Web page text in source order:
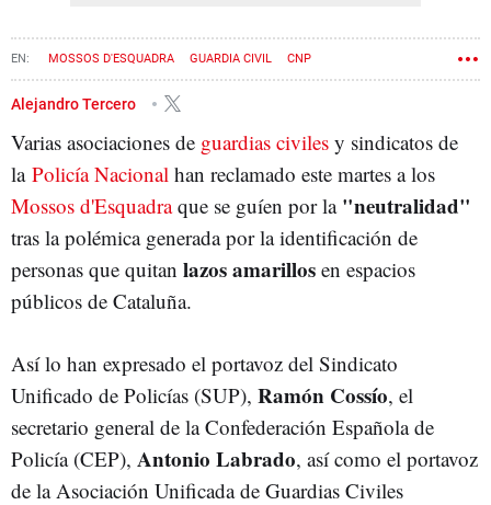
MOSSOS D'ESQUADRA GUARDIA CIVIL CNP
Alejandro Tercero
Varias asociaciones de guardias civiles y sindicatos de
la Policía Nacional han reclamado este martes a los
Mossos d'Esquadraque se guíen por la "neutralidad"
tras la polémica generada por la identificación de
personas que quitan lazos amarillos en espacios
públicos de Cataluña.
Así lo han expresado el portavoz del Sindicato
Unificado de Policías (SUP), Ramón Cossío, el
secretario general de la Confederación Española de
Policía (CEP), Antonio Labrado, así como el portavoz
de la Asociación Unificada de Guardias Civiles